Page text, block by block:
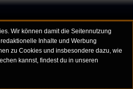
Wir können damit die Seitennutzung
Inhalte und Werbung
zu Cookies und insbesondere dazu, wie
kannst, findest du in unseren